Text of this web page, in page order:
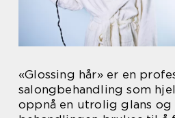
«Glossing hår» er en
salongbehandling som
oppnå en utrolig glans og